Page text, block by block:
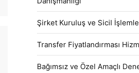
Şirket Kuruluş ve Sicil
Transfer Fiyatlandırması
Bağımsız ve Özel Amaçlı